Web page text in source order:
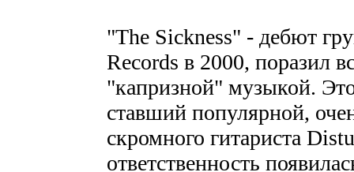
"The Sickness" - дебют
Records в 2000, поразил
"капризной" музыкой.
ставший популярной,
скромного гитариста
ответственность